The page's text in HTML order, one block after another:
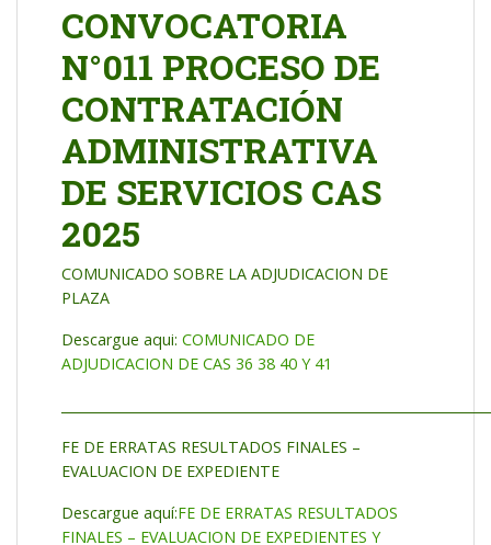
CONVOCATORIA
N°011 PROCESO DE
CONTRATACIÓN
ADMINISTRATIVA
DE SERVICIOS CAS
2025
COMUNICADO SOBRE LA ADJUDICACION DE
PLAZA
Descargue aqui: COMUNICADO DE
ADJUDICACION DE CAS 36 38 40 Y 41
FE DE ERRATAS RESULTADOS FINALES –
EVALUACION DE EXPEDIENTE
Descargue aquí:FE DE ERRATAS RESULTADOS
FINALES – EVALUACION DE EXPEDIENTES Y